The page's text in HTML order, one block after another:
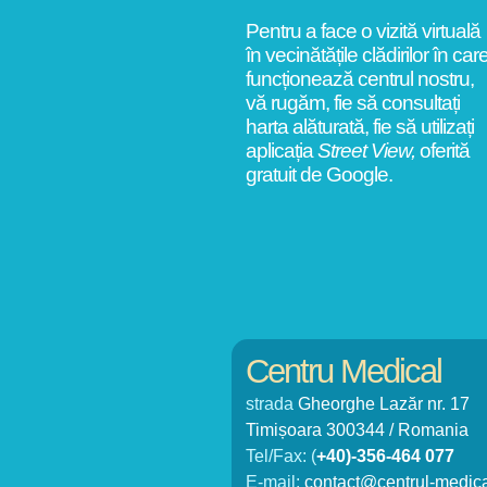
Pentru a face o vizită virtuală
în vecinătățile clădirilor în
funcționează centrul nostru,
vă rugăm, fie să consultați
harta alăturată, fie să utilizați
aplicațiaStreet View, oferită
gratuit de Google.
Centru Medical
strada Gheorghe Lazăr nr. 17
Timișoara 300344 / Romania
Tel/Fax: (+40)-356-464 077
E-mail: contact@centrul-